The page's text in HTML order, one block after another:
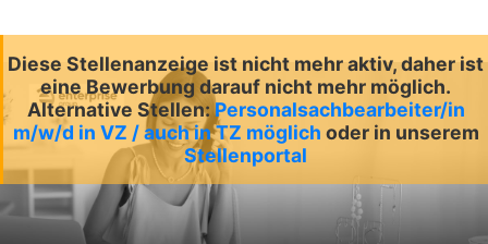
Diese Stellenanzeige ist nicht mehr aktiv, daher ist
eine Bewerbung darauf nicht mehr möglich.
Alternative Stellen: Personalsachbearbeiter/in
m/w/d in VZ / auch in TZ möglich oder in unserem
Stellenportal